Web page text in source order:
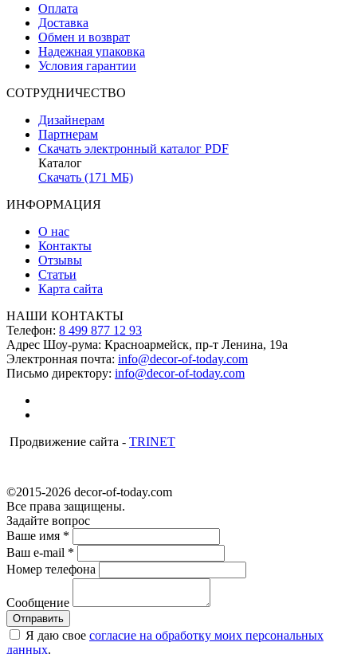
Оплата
Доставка
Обмен и возврат
Надежная упаковка
Условия гарантии
СОТРУДНИЧЕСТВО
Дизайнерам
Партнерам
Скачать электронный каталог PDF
Каталог
Скачать (171 МБ)
ИНФОРМАЦИЯ
О нас
Контакты
Отзывы
Статьи
Карта сайта
НАШИ КОНТАКТЫ
Телефон: 8 499 877 12 93
Адрес Шоу-рума: Красноармейск, пр-т Ленина, 19а
Электронная почта: info@decor-of-today.com
Письмо директору: info@decor-of-today.com
Продвижение сайта - TRINET
©2015-2026 decor-of-today.com
Все права защищены.
Задайте вопрос
Ваше имя *
Ваш e-mail *
Номер телефона
Сообщение
Я даю свое согласие на обработку моих персональных
данных.